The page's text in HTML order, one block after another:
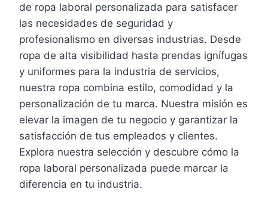
de ropa laboral personalizada para satisfacer
las necesidades de seguridad y
profesionalismo en diversas industrias. Desde
ropa de alta visibilidad hasta prendas ignífugas
y uniformes para la industria de servicios,
nuestra ropa combina estilo, comodidad y la
personalización de tu marca. Nuestra misión es
elevar la imagen de tu negocio y garantizar la
satisfacción de tus empleados y clientes.
Explora nuestra selección y descubre cómo la
ropa laboral personalizada puede marcar la
diferencia en tu industria.